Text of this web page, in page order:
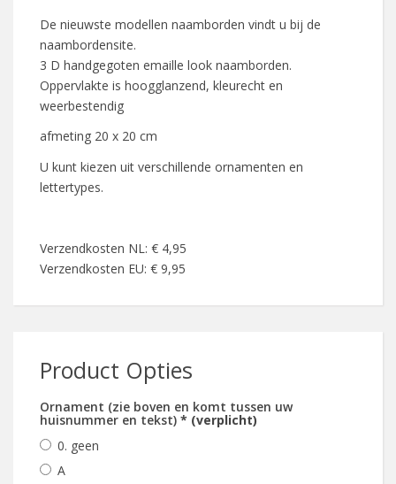
De nieuwste modellen naamborden vindt u bij de
naambordensite.
3 D handgegoten emaille look naamborden.
Oppervlakte is hoogglanzend, kleurecht en
weerbestendig
afmeting 20 x 20 cm
U kunt kiezen uit verschillende ornamenten en
lettertypes.
Verzendkosten NL: € 4,95
Verzendkosten EU: € 9,95
Product Opties
Ornament (zie boven en komt tussen uw
huisnummer en tekst) * (verplicht)
0. geen
A